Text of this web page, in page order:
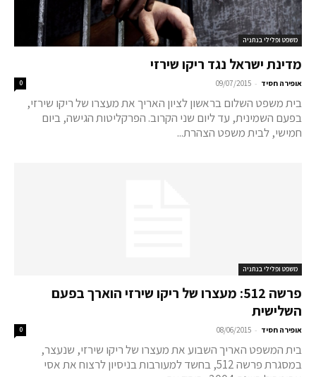
משפט ופלילי בנתניה
מדינת ישראל נגד ריקו שירזי
אופירה חסיד -
09/07/2015
0
בית משפט השלום בראשון לציון האריך את מעצרו של ריקו שירזי,
בפעם השמינית, עד ליום שני הקרוב. הפרקליטות הגישה, ביום
חמישי, לבית משפט הצהרת...
משפט ופלילי בנתניה
פרשה 512: מעצרו של ריקו שירזי הוארך בפעם
השלישית
אופירה חסיד -
08/06/2015
0
בית המשפט האריך השבוע את מעצרו של ריקו שירזי, שנעצר,
במסגרת פרשה 512, בחשד למעורבות בניסיון לרצוח את אסי